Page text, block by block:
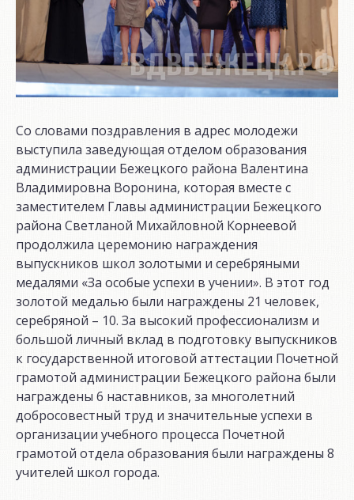
Со словами поздравления в адрес молодежи
выступила заведующая отделом образования
администрации Бежецкого района Валентина
Владимировна Воронина, которая вместе с
заместителем Главы администрации Бежецкого
района Светланой Михайловной Корнеевой
продолжила церемонию награждения
выпускников школ золотыми и серебряными
медалями «За особые успехи в учении». В этот год
золотой медалью были награждены 21 человек,
серебряной – 10. За высокий профессионализм и
большой личный вклад в подготовку выпускников
к государственной итоговой аттестации Почетной
грамотой администрации Бежецкого района были
награждены 6 наставников, за многолетний
добросовестный труд и значительные успехи в
организации учебного процесса Почетной
грамотой отдела образования были награждены 8
учителей школ города.